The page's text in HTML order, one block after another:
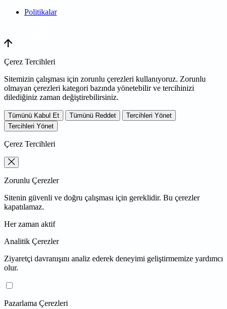
Politikalar
Çerez Tercihleri
Sitemizin çalışması için zorunlu çerezleri kullanıyoruz. Zorunlu
olmayan çerezleri kategori bazında yönetebilir ve tercihinizi
dilediğiniz zaman değiştirebilirsiniz.
Tümünü Kabul Et Tümünü Reddet
Tercihleri Yönet
Tercihleri Yönet
Çerez Tercihleri
Zorunlu Çerezler
Sitenin güvenli ve doğru çalışması için gereklidir. Bu çerezler
kapatılamaz.
Her zaman aktif
Analitik Çerezler
Ziyaretçi davranışını analiz ederek deneyimi geliştirmemize yardımcı
olur.
Pazarlama Çerezleri